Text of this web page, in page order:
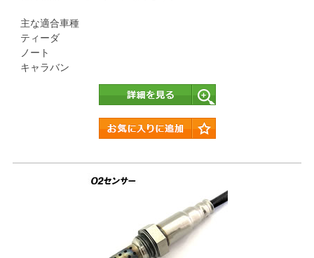
主な適合車種
ティーダ
ノート
キャラバン